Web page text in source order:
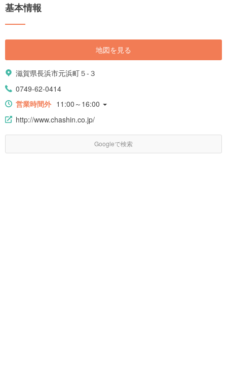
基本情報
地図を見る
滋賀県長浜市元浜町５-３
0749-62-0414
営業時間外 11:00～16:00
http://www.chashin.co.jp/
Googleで検索